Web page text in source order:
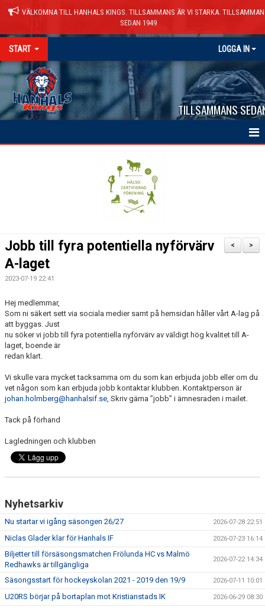
VÄLKOMNA TILL HANHALS KINGS. TILLSAMMANS ÄR VI STARKA.
SEDAN 1949
START LOGGA IN
TILLSAMMANS
MATCHER
CAMPER
CUPER
CAFÉET
PARTNERS
PARTNERBROSCHYR
TREKRONAN
KLUBBEN
>
<
Jobb till fyra potentiella nyförvärv
A-laget
2023-07-19 22:41
Hej medlemmar,
Som ni säkert sett via sociala medier samt på hemsidan håller vårt A-lag på
att byggas. Just
nu söker vi jobb till fyra potentiella nyförvärv av väldigt hög kvalitet till A-
laget, boende är
redan klart.
Vi skulle vara mycket tacksamma om du som kan erbjuda jobb eller om du
vet någon som kan erbjuda jobb kontaktar klubben. Kontaktperson är
johan.holmberg@hanhalsif.se, Skriv gärna ”jobb” i ämnesraden i mailet.
Tack på förhand
Lagledningen och klubben
Nyhetsarkiv
Nu startar vi igång säsongen 26/27 2026-07-28 22:51
Niclas Glader klar för Hanhals IF 2026-07-23 16:14
Biljetter till försäsongsmatchen Frölunda HC vs Malmö
Redhawks är tillgängliga
2026-07-22 14:34
Säsongsstart för hockeyskolan 2021 - 2019 den 19/9 2026-07-11 10:01
U20RS börjar på bortaplan mot Kristianstads IK 2026-06-29 08:30